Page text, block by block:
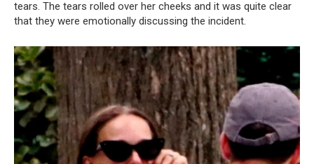
tears. The tears rolled over her cheeks and it was quite clear
that they were emotionally discussing the incident.